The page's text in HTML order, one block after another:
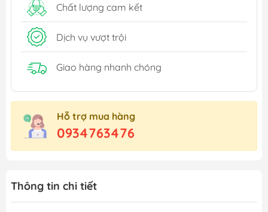
Chất lượng cam kết
Dịch vụ vượt trội
Giao hàng nhanh chóng
Hỗ trợ mua hàng
0934763476
Thông tin chi tiết